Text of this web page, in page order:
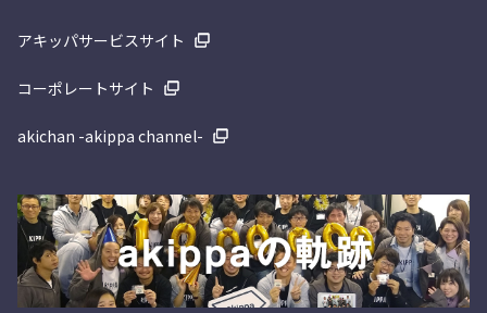
アキッパサービスサイト
コーポレートサイト
akichan -akippa channel-